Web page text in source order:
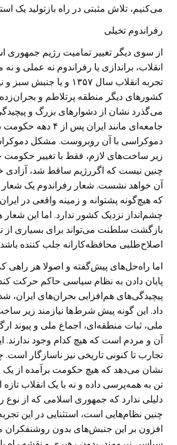
می‌کنیم، تلاش مثبتی در راه بازتولید یک
رفراندوم تخیلی
از سوی دیگر تغییر تمامیت رژیم جمهوری
انقلاب، براندازی یا رفراندوم نه عملی و
تجربه انقلاب سال ۱۳۵۷ و یا
کشورهای دیگر منطقه پرتلاطم و
می‌گذرد نشان از دشوارهای بزرگ و
جامعه‌ای مانند ایران پس
دموکراسی با آن روبروست. مشکل
زیر ساخت‌های لازم، فقط با تغییر حکومت
چنین نیست که اگررژیم ساقط شد، آزادی
آن خواهد نشست. شعار رفراندوم یک
که هیچ‌گونه پشتوانه و زمینه واقعی در
چشم‌انداز نزدیک کشور ندارد. اما این
بازگشت سلطنت می‌تواند برای بسیاری از
اصلاح‌طلبی محافظه‌کارانه جلب کننده
اما راه‌حل‌های پیش‌گفته و اصولا هر
پایان دادن به نظام سیاسی حاکم حرکت کند،
پیچیدگی‌های هم‌افزایی بحران‌های ایران،
داد. این گونه پیش شرط‌ها نیازمند زیر
ملی، ثبات منطقه‌ای، اجماع ملی و پیوند
آن و مردم است که هیچ کدام وجود ندارند.
تجارب تا کنونی تاریخی نیز ناسازگار است.
نشان می‌دهد که هیچ حکومت برآمده از یک
تن به همه‌پرسی داده و نه با یک انقلاب
دلیلی ندارد که جمهوری اسلامی که از نوع
چنین نظام‌هایی است، استثنایی در این
افزون بر این جنبش‌های بدون روشنفکران